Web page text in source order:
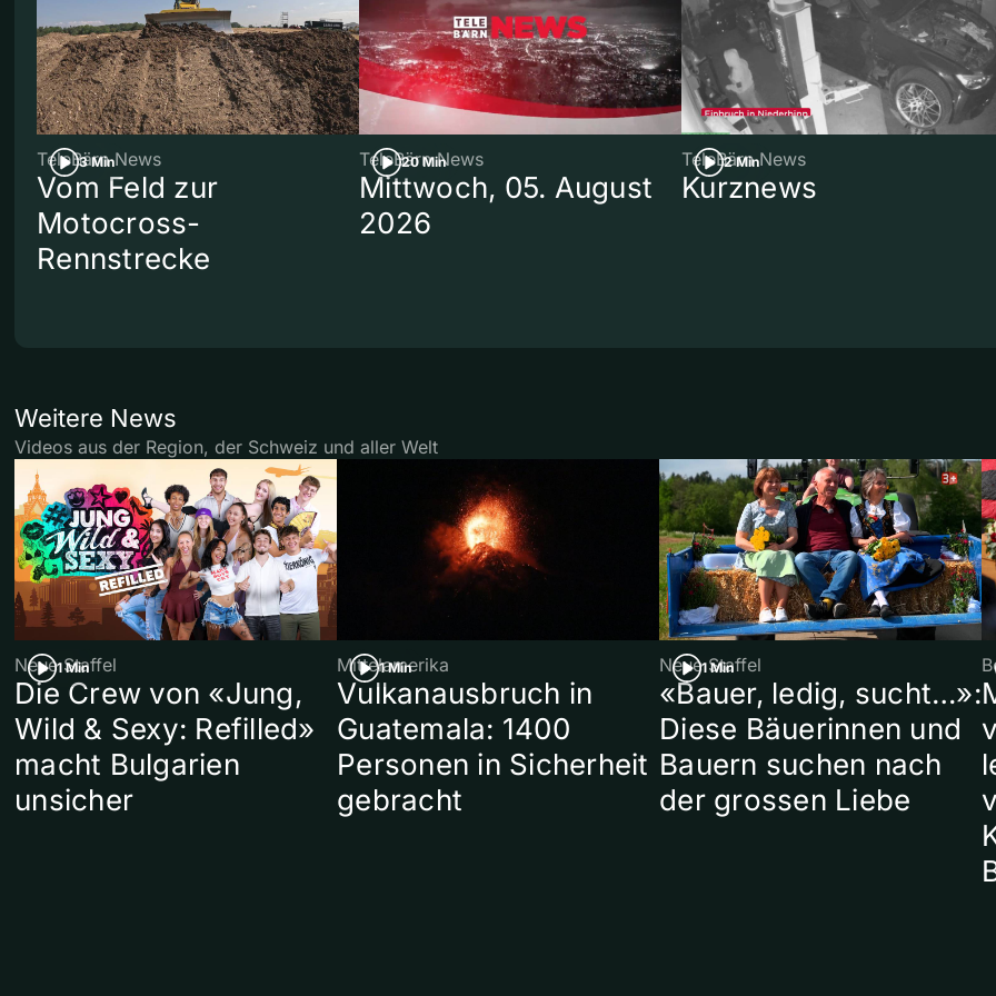
3 Min
TeleBärn News
Vom Feld zur
Motocross-
Rennstrecke
20 Min
TeleBärn News
Mittwoch, 05. August
2026
2 Min
TeleBärn News
Kurznews
Weitere News
Videos aus der Region, der Schweiz und aller Welt
1 Min
Neue Staffel
Die Crew von «Jung,
Wild & Sexy: Refilled»
macht Bulgarien
unsicher
1 Min
Mittelamerika
Vulkanausbruch in
Guatemala: 1400
Personen in Sicherheit
gebracht
1 Min
Neue Staffel
«Bauer, ledig, sucht…»:
Diese Bäuerinnen und
Bauern suchen nach
der grossen Liebe